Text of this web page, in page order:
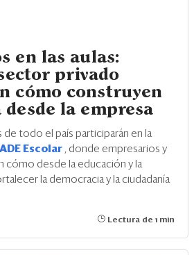
en las aulas:
privado
cómo construyen
desde la empresa
de todo el país participarán en la
Escolar
, donde empresarios y
cómo desde la educación y la
la democracia y la ciudadanía
Lectura de 1 min